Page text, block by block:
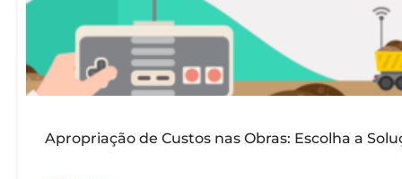
Apropriação de Custos nas Obras: Escolha a